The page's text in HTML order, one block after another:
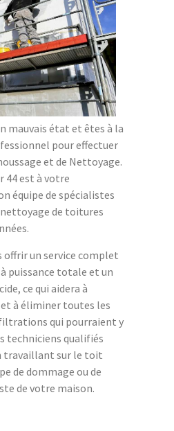
mauvais état et êtes à la
pour effectuer
et de Nettoyage.
44 est à votre
équipe de spécialistes
de toitures
offrir un service complet
puissance totale et un
ce qui aidera à
à éliminer toutes les
qui pourraient y
techniciens qualifiés
travaillant sur le toit
de dommage ou de
de votre maison.